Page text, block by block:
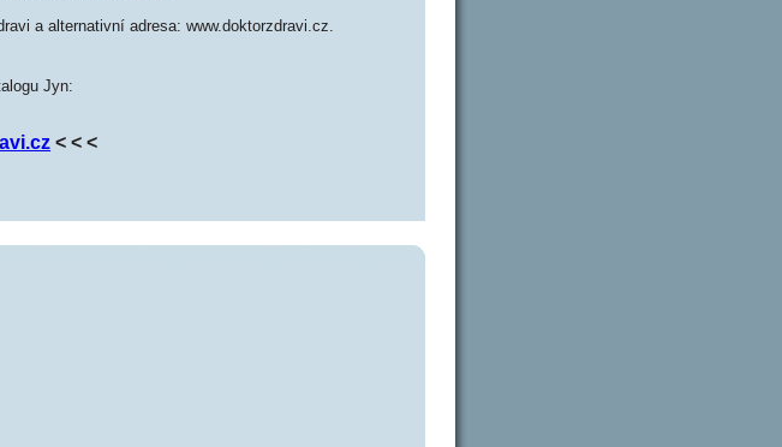
a alternativní adresa: www.doktorzdravi.cz.
Jyn:
< < <